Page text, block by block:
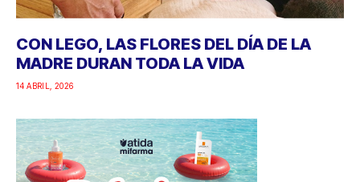
CON LEGO, LAS FLORES DEL DÍA DE LA
MADRE DURAN TODA LA VIDA
14 ABRIL, 2026